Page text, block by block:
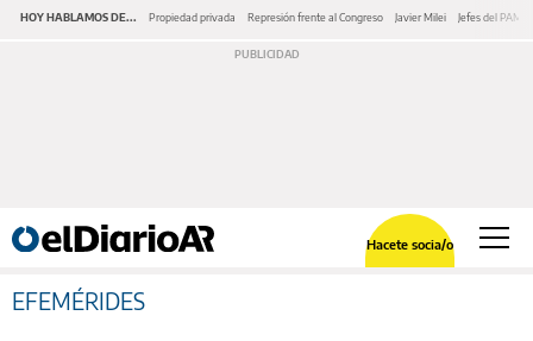
HOY HABLAMOS DE... Propiedad privada Represión frente al Congreso Javier Milei Jefes del PAMI
Hacete socia/o
EFEMÉRIDES